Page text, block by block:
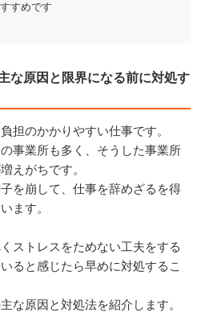
すめです
な原因と限界になる前に対処す
担のかかりやすい仕事です。
事業所も多く、そうした事業所
えがちです。
を崩して、仕事を辞めざるを得
ます。
ストレスをためない工夫をする
ると感じたら早めに対処するこ
な原因と対処法を紹介します。